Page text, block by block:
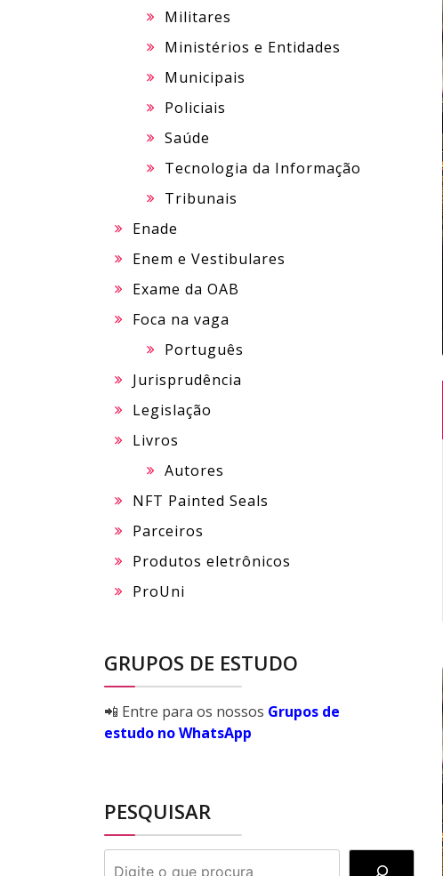
Militares
Ministérios e Entidades
Municipais
Policiais
Saúde
Tecnologia da Informação
Tribunais
Enade
Enem e Vestibulares
Exame da OAB
Foca na vaga
Português
Jurisprudência
Legislação
Livros
Autores
NFT Painted Seals
Parceiros
Produtos eletrônicos
ProUni
GRUPOS DE ESTUDO
📲 Entre para os nossos Grupos de
estudo no WhatsApp
PESQUISAR
PESQUISAR